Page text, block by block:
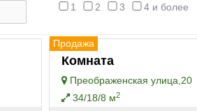
1
2 3 4 и более
Продажа
Комната
Преображенская улица,20
34/18/8 м2